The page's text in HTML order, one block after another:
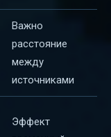
Важно
расстояние
между
источниками
Эффект